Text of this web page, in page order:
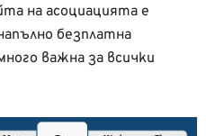
на асоциацията е
безплатна
важна за всички